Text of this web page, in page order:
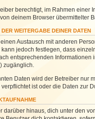
berechtigt, im Rahmen einer
deinem Browser übermittelter
WEITERGABE DEINER DATEN
Austausch mit anderen
jedoch festlegen, dass
entsprechenden
zugänglich.
Daten wird der Betreiber nur
ist oder die Daten zur
darüber hinaus, dich unter den